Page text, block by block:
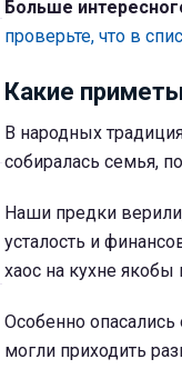
Больше
проверьте, что в
Какие
В народных
собиралась семья,
Наши предки
усталость и
хаос на кухне
Особенно
могли приходить